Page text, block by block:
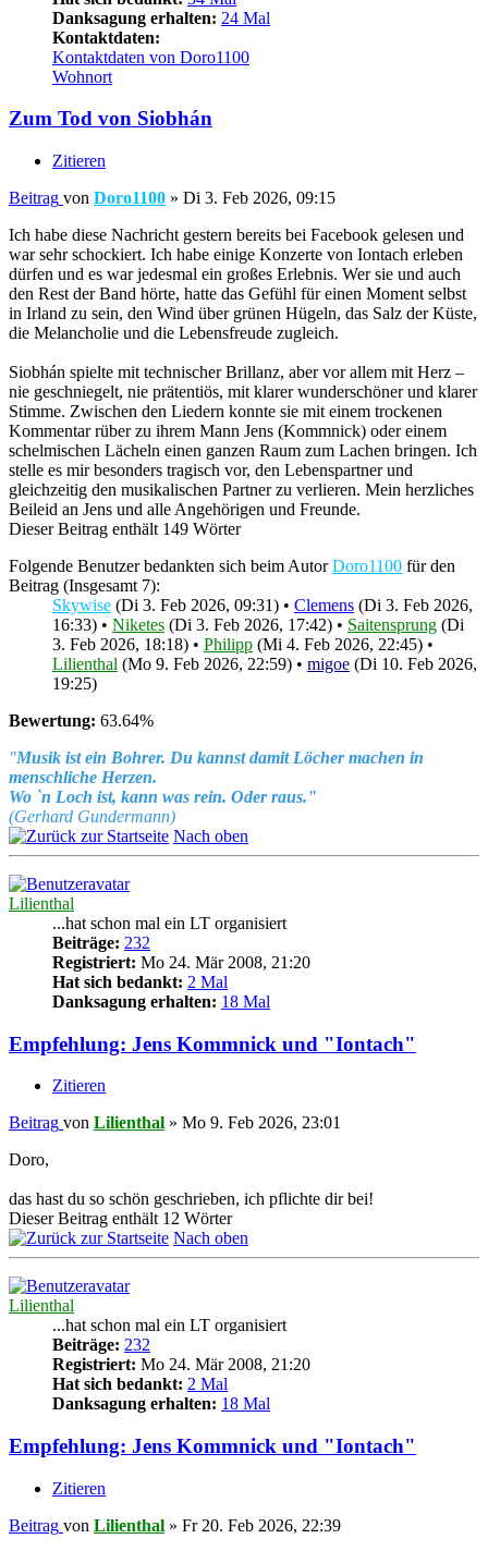
Danksagung erhalten: 24 Mal
Kontaktdaten:
Kontaktdaten von Doro1100
Wohnort
Zum Tod von Siobhán
Zitieren
Beitrag von Doro1100 » Di 3. Feb 2026, 09:15
Ich habe diese Nachricht gestern bereits bei Facebook gelesen und
war sehr schockiert. Ich habe einige Konzerte von Iontach erleben
dürfen und es war jedesmal ein großes Erlebnis. Wer sie und auch
den Rest der Band hörte, hatte das Gefühl für einen Moment selbst
in Irland zu sein, den Wind über grünen Hügeln, das Salz der Küste,
die Melancholie und die Lebensfreude zugleich.
Siobhán spielte mit technischer Brillanz, aber vor allem mit Herz –
nie geschniegelt, nie prätentiös, mit klarer wunderschöner und klarer
Stimme. Zwischen den Liedern konnte sie mit einem trockenen
Kommentar rüber zu ihrem Mann Jens (Kommnick) oder einem
schelmischen Lächeln einen ganzen Raum zum Lachen bringen. Ich
stelle es mir besonders tragisch vor, den Lebenspartner und
gleichzeitig den musikalischen Partner zu verlieren. Mein herzliches
Beileid an Jens und alle Angehörigen und Freunde.
Dieser Beitrag enthält 149 Wörter
Folgende Benutzer bedankten sich beim AutorDoro1100 für den
Beitrag (Insgesamt 7):
Skywise (Di 3. Feb 2026, 09:31) • Clemens (Di 3. Feb 2026,
16:33) • Niketes (Di 3. Feb 2026, 17:42) • Saitensprung (Di
3. Feb 2026, 18:18) • Philipp (Mi 4. Feb 2026, 22:45) •
Lilienthal (Mo 9. Feb 2026, 22:59) • migoe (Di 10. Feb 2026,
19:25)
Bewertung: 63.64%
"Musik ist ein Bohrer. Du kannst damit Löcher machen in
menschliche Herzen.
Wo `n Loch ist, kann was rein. Oder raus."
(Gerhard Gundermann)
Nach oben
Lilienthal
...hat schon mal ein LT organisiert
Beiträge: 232
Registriert: Mo 24. Mär 2008, 21:20
Hat sich bedankt: 2 Mal
Danksagung erhalten: 18 Mal
Empfehlung: Jens Kommnick und "Iontach"
Zitieren
Beitrag von Lilienthal » Mo 9. Feb 2026, 23:01
Doro,
das hast du so schön geschrieben, ich pflichte dir bei!
Dieser Beitrag enthält 12 Wörter
Nach oben
Lilienthal
...hat schon mal ein LT organisiert
Beiträge: 232
Registriert: Mo 24. Mär 2008, 21:20
Hat sich bedankt: 2 Mal
Danksagung erhalten: 18 Mal
Empfehlung: Jens Kommnick und "Iontach"
Zitieren
Beitrag von Lilienthal » Fr 20. Feb 2026, 22:39